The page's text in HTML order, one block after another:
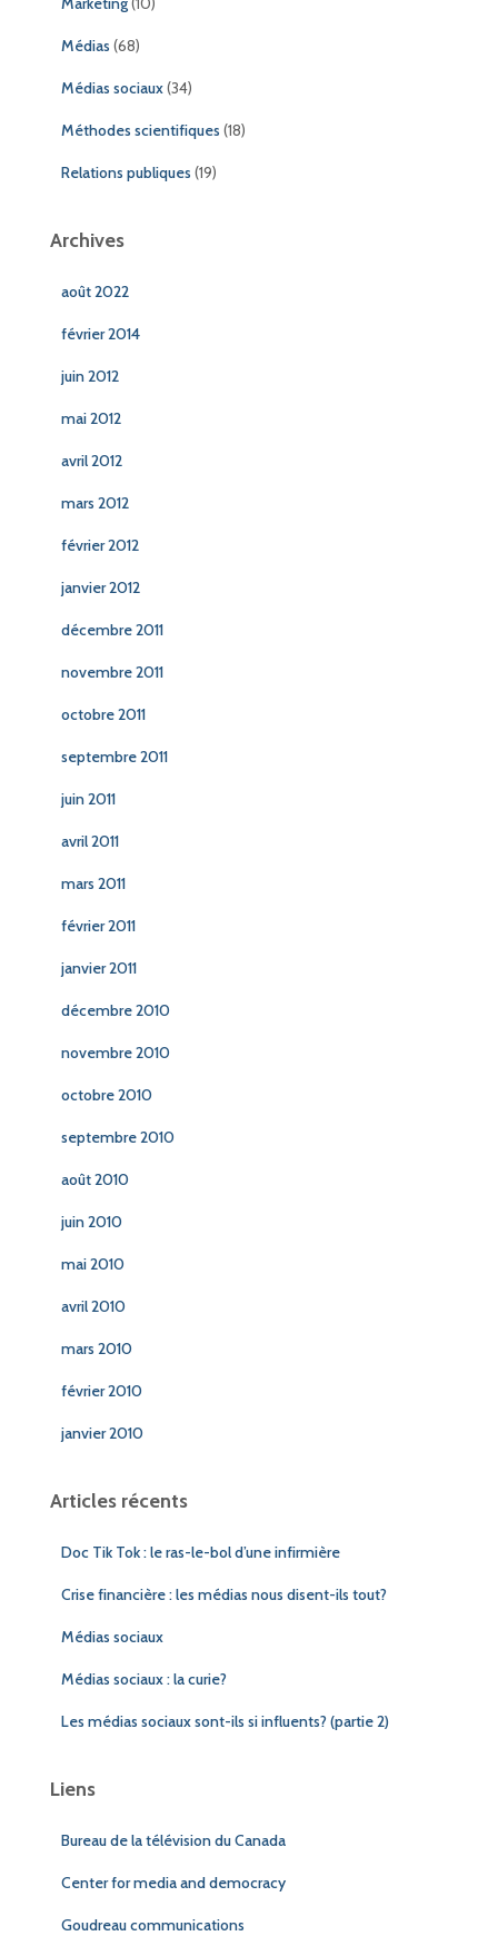
Médias (68)
Médias sociaux(34)
Méthodes scientifiques (18)
Relations publiques (19)
Archives
août 2022
février 2014
juin 2012
mai 2012
avril 2012
mars 2012
février 2012
janvier 2012
décembre 2011
novembre 2011
octobre 2011
septembre 2011
juin 2011
avril 2011
mars 2011
février 2011
janvier 2011
décembre 2010
novembre 2010
octobre 2010
septembre 2010
août 2010
juin 2010
mai 2010
avril 2010
mars 2010
février 2010
janvier 2010
Articles récents
Doc Tik Tok : le ras-le-bol d’une infirmière
Crise financière : les médias nous disent-ils tout?
Médias sociaux
Médias sociaux : la curie?
Les médias sociaux sont-ils si influents? (partie 2)
Liens
Bureau de la télévision du Canada
Center for media and democracy
Goudreau communications